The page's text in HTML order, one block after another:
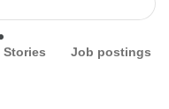
Stories Job postings